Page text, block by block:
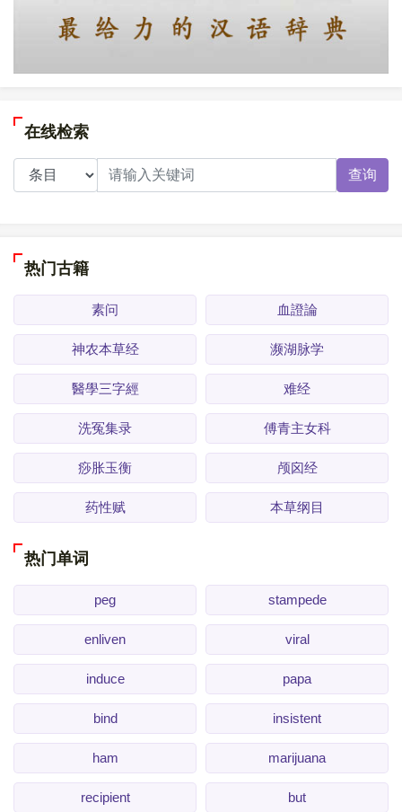
在线检索
查询
热门古籍
素问 血證論
神农本草经 濒湖脉学
醫學三字經 难经
洗冤集录 傅青主女科
痧胀玉衡 颅囟经
药性赋 本草纲目
热门单词
peg stampede
enliven viral
induce papa
bind insistent
ham marijuana
recipient but